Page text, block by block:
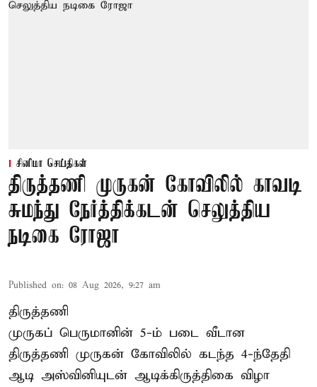
சினிமா செய்திகள்
திருத்தணி முருகன் கோவிலில் காவடி
சுமந்து நேர்த்திக்கடன் செலுத்திய
நடிகை ரோஜா
Published on: 08 Aug 2026, 9:27 am
திருத்தணி
முருகப் பெருமானின் 5-ம் படை வீடான
திருத்தணி முருகன் கோவிலில் கடந்த 4-ந்தேதி
ஆடி அஸ்வினியுடன் ஆடிக்கிருத்திகை விழா